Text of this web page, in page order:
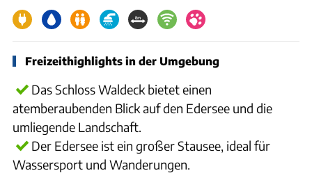
Freizeithighlights in der Umgebung
Das Schloss Waldeck bietet einen
atemberaubenden Blick auf den Edersee und die
umliegende Landschaft.
Der Edersee ist ein großer Stausee, ideal für
Wassersport und Wanderungen.